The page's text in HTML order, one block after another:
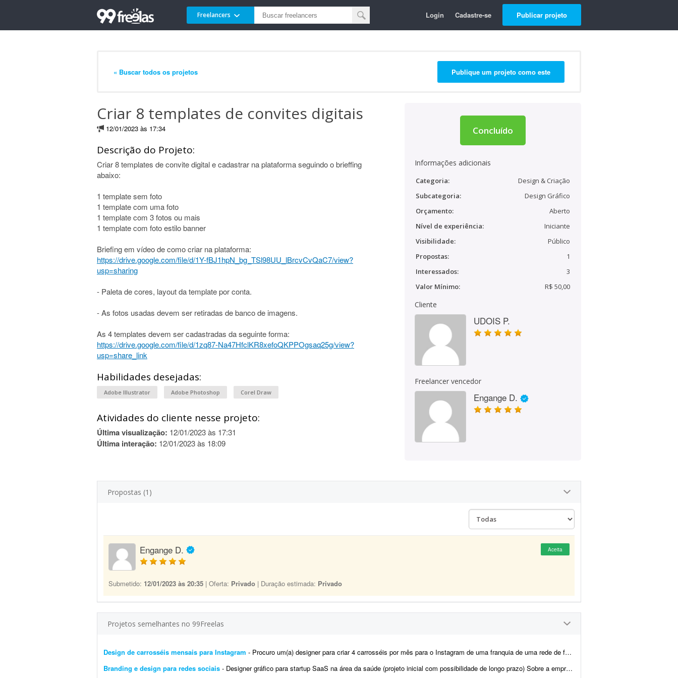
Freelancers Login Cadastre-se Publicar projeto
« Buscar todos os projetos Publique um projeto como este
Criar 8 templates de convites digitais
12/01/2023 às 17:34
Descrição do Projeto:
Criar 8 templates de convite digital e cadastrar na plataforma seguindo o brieffing
abaixo:
1 template sem foto
1 template com uma foto
1 template com 3 fotos ou mais
1 template com foto estilo banner
Briefing em vídeo de como criar na plataforma:
https://drive.google.com/file/d/1Y-fBJ1hpN_bg_TSl98UU_lBrcvCvQaC7/view?
usp=sharing
- Paleta de cores, layout da template por conta.
- As fotos usadas devem ser retiradas de banco de imagens.
As 4 templates devem ser cadastradas da seguinte forma:
https://drive.google.com/file/d/1zq87-Na47HfclKR8xefoQKPPOgsaq25g/view?
usp=share_link
Habilidades desejadas:
Adobe Illustrator Adobe Photoshop Corel Draw
Atividades do cliente nesse projeto:
Última visualização: 12/01/2023 às 17:31
Última interação: 12/01/2023 às 18:09
Concluído
Informações adicionais
Categoria:
Design & Criação
Subcategoria:
Design Gráfico
Orçamento:
Aberto
Nível de experiência:
Iniciante
Visibilidade:
Público
Propostas:
1
Interessados:
3
Valor Mínimo:
R$ 50,00
Cliente
UDOIS P.
Freelancer vencedor
Engange D.
Propostas (1)
Engange D. Aceita
Submetido: 12/01/2023 às 20:35 | Oferta: Privado | Duração estimada: Privado
Projetos semelhantes no 99Freelas
Design de carrosséis mensais para Instagram - Procuro um(a) designer para criar 4 carrosséis por mês para o Instagram de uma franquia de uma rede de farmácias. A marca já tem identidade visual definida pela rede/mat...
Branding e design para redes sociais - Designer gráfico para startup SaaS na área da saúde (projeto inicial com possibilidade de longo prazo) Sobre a empresa A Sulnex é uma startup SaaS brasileira em desenv...